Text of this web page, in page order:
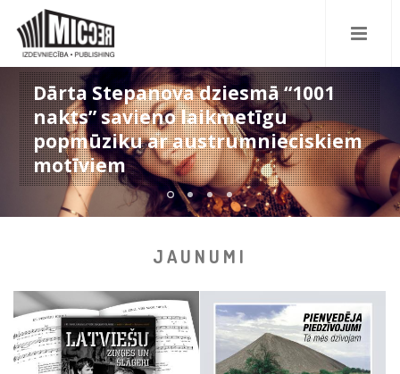
Rita Staune-Doniņa debitē ar
dziesmu "Pa Piena ceļu"
JAUNUMI